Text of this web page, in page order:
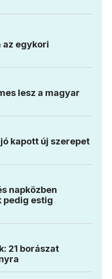
az egykori
lesz a magyar
kapott új szerepet
napközben
pedig estig
21 borászat